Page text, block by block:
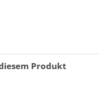
Produkt